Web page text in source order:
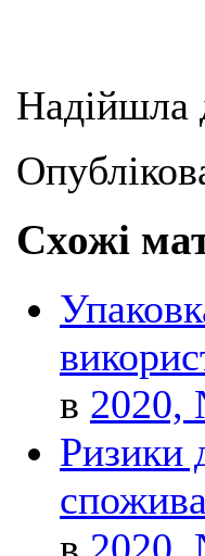
Надійшла
Схожі
в 2020,
Ризики